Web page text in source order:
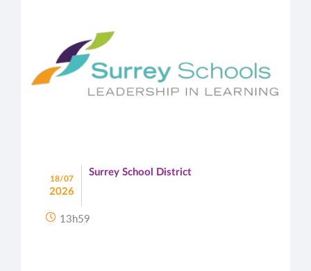
18/07
2026
Surrey School District
13h59